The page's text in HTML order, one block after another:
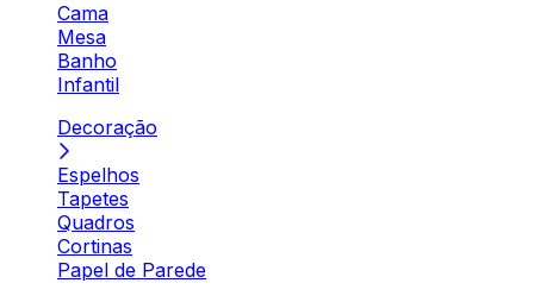
Cama
Mesa
Banho
Infantil
Decoração
Espelhos
Tapetes
Quadros
Cortinas
Papel de Parede